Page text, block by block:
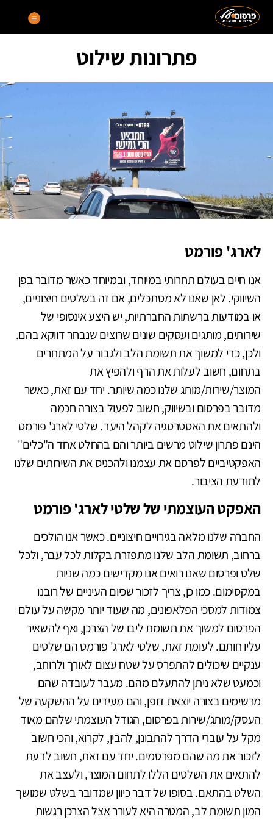
פתרונות שילוט
לארג' פורמט
אנו חיים בעולם תחרותי במיוחד, ובמיוחד כאשר מדובר בפן
השיווקי. לאן שאנו לא מסתכלים, אם זה בשלטים חיצוניים,
או במודעות ברשתות החברתיות, יש היצע אינסופי של
שירותים, מותגים ועסקים שונים שרוצים שנבחר דווקא בהם.
ולכן, כדי למשוך את תשומת הלב ולגבור על המתחרים
בתחום, חשוב לעלות את הרף ולהפיץ את
המוצר/שירות/מותג שלנו כמה שיותר. יחד עם זאת, כאשר
מדובר בפרסום ובשיווק, חשוב לפעול בצורה חכמה
ולהתאים את האסטרטגיה לקהל היעד. שלטי לארג' פורמט
הינם פתרון שילוט מרשים ביותר והם בהחלט אחד ה"כלים"
האפקטיביים לפרסם את עצמנו ולהכניס את השירותים שלנו
לתודעת הציבור.
האפקט העוצמתי של שלטי לארג' פורמט
החברה שלנו מלאה בגירויים חיצוניים. כאשר אנו הולכים
ברחוב, תשומת הלב שלנו מתפזרת בקלות לכל עבר, ולכל
שלט ופרסום שאנו רואים אנו מקדישים כמה שניות
במקסימום. כמו כן, צריך לזכור שכיום העיניים של רובנו
צמודות למסכי הפלאפונים, מה שעוד יותר מקשה על עולם
הפרסום למשוך את תשומת ליבו של הצרכן, ואף להשאיר
עליו חותם. לעומת זאת, שלטי לארג' פורמט הם שלטים
ענקיים שיכולים להתפרס על שטח עצום לאורך ולרוחב,
וכמעט שלא ניתן להתעלם מהם. מעבר לעובדה שהם
מרשימים בצורה יוצאת דופן, והם מעידים על ההשקעה של
העסק/מותג/שירות בפרסום, הגודל העוצמתי שלהם מאוד
מקל על עוברי הדרך להתבונן, להבין, לקרוא, והכי חשוב
לזכור את מה שהם מפרסמים. יחד עם זאת, חשוב לדעת
להתאים את השלטים הללו לתחום המוצר, ולעצב את
השלט בהתאם. בסופו של דבר כיוון שמדובר בשלט שמושך
המון תשומת לב, המטרה היא לעורר אצל הצרכן רגשות